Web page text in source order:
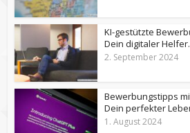
KI-gestützte
Dein digitaler
2. September 2024
Bewerbungstipps
Dein perfekter
1. August 2024